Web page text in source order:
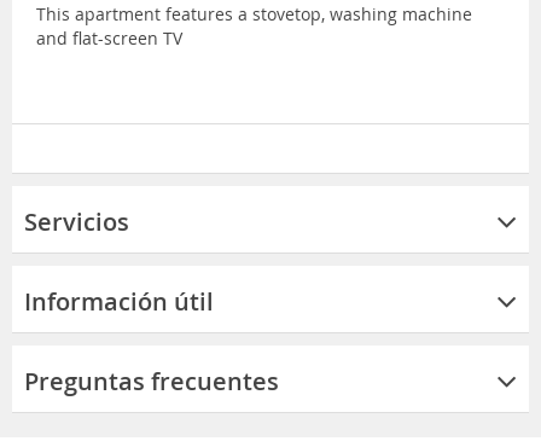
This apartment features a stovetop, washing machine
and flat-screen TV
Servicios
Información útil
Preguntas frecuentes